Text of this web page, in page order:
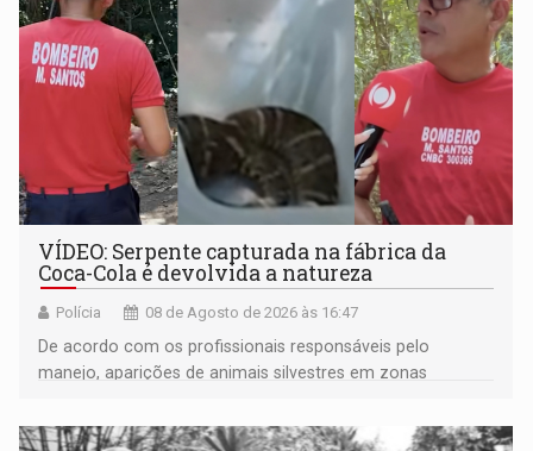
VÍDEO: Serpente capturada na fábrica da
Coca-Cola é devolvida a natureza
Polícia 08 de Agosto de 2026 às 16:47
De acordo com os profissionais responsáveis pelo
manejo, aparições de animais silvestres em zonas